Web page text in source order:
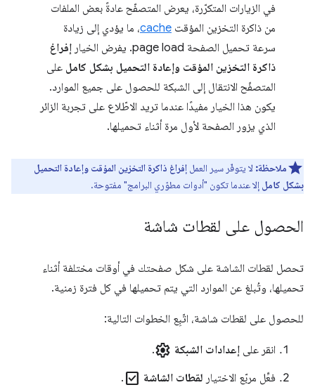
في الزيارات المتكرّرة، يعرض المتصفّح عادةً بعض الملفات
من ذاكرة التخزين المؤقت cache، ما يؤدي إلى زيادة
سرعة تحميل الصفحة page load. يفرض الخيار
إفراغ
ذاكرة التخزين المؤقت وإعادة التحميل بشكل كامل على
المتصفّح الانتقال إلى الشبكة للحصول على جميع الموارد.
يكون هذا الخيار مفيدًا عندما تريد الاطّلاع على تجربة الزائر
الذي يزور الصفحة لأول مرة أثناء تحميلها.
ملاحظة: لا يتوفّر سير العمل إفراغ ذاكرة التخزين المؤقت وإعادة التحميل
بشكل كامل إلا عندما تكون "أدوات مطوّري البرامج" مفتوحة.
الحصول على لقطات شاشة
تحصل لقطات الشاشة على شكل صفحتك في أوقات مختلفة أثناء
تحميلها، وتُبلغ عن الموارد التي يتم تحميلها في كل فترة زمنية.
للحصول على لقطات شاشة، اتّبِع الخطوات التالية:
انقر على إعدادات الشبكة settings
.
فعِّل مربّع الاختيار لقطات الشاشة check_box
.